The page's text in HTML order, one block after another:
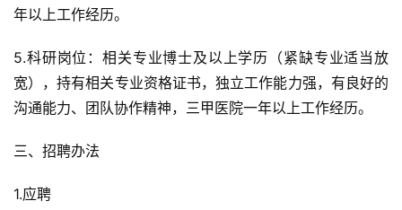
年以上工作经历。
5.科研岗位：相关专业博士及以上学历（紧缺专业适当放
宽），持有相关专业资格证书，独立工作能力强，有良好的
沟通能力、团队协作精神，三甲医院一年以上工作经历。
三、招聘办法
1.应聘